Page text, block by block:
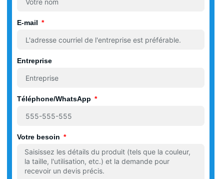
E-mail
Entreprise
Téléphone/WhatsApp
Votre besoin